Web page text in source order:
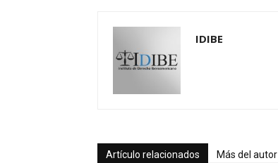
IDIBE
Artículo relacionados Más del autor